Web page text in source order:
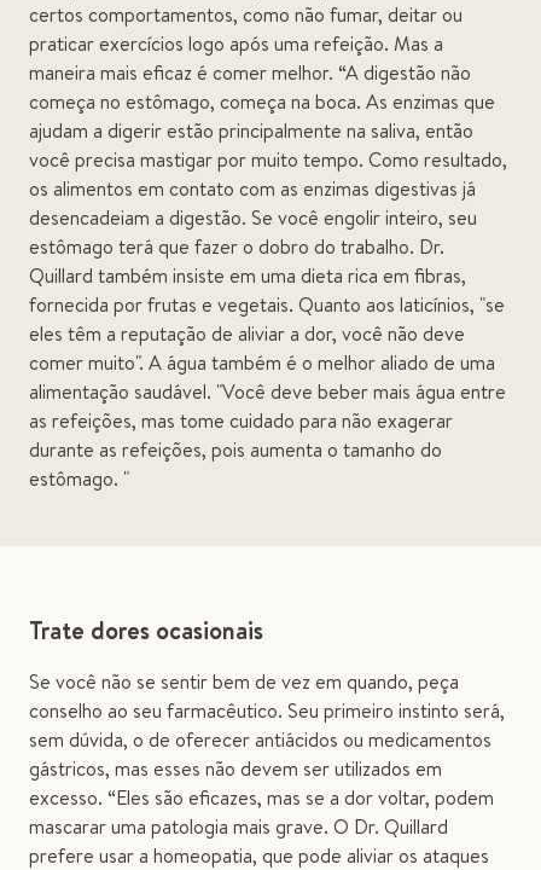
certos comportamentos, como não fumar, deitar ou
praticar exercícios logo após uma refeição. Mas a
maneira mais eficaz é comer melhor. “A digestão não
começa no estômago, começa na boca. As enzimas que
ajudam a digerir estão principalmente na saliva, então
você precisa mastigar por muito tempo. Como resultado,
os alimentos em contato com as enzimas digestivas já
desencadeiam a digestão. Se você engolir inteiro, seu
estômago terá que fazer o dobro do trabalho. Dr.
Quillard também insiste em uma dieta rica em fibras,
fornecida por frutas e vegetais. Quanto aos laticínios, "se
eles têm a reputação de aliviar a dor, você não deve
comer muito". A água também é o melhor aliado de uma
alimentação saudável. "Você deve beber mais água entre
as refeições, mas tome cuidado para não exagerar
durante as refeições, pois aumenta o tamanho do
estômago. "
Trate dores ocasionais
Se você não se sentir bem de vez em quando, peça
conselho ao seu farmacêutico. Seu primeiro instinto será,
sem dúvida, o de oferecer antiácidos ou medicamentos
gástricos, mas esses não devem ser utilizados em
excesso. “Eles são eficazes, mas se a dor voltar, podem
mascarar uma patologia mais grave. O Dr. Quillard
prefere usar a homeopatia, que pode aliviar os ataques